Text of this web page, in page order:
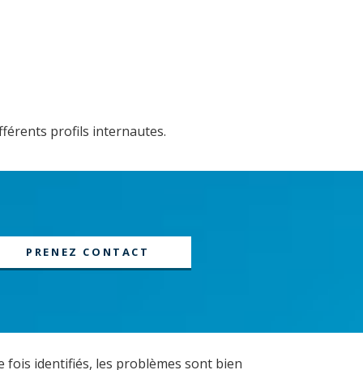
profils internautes.
PRENEZ CONTACT
fois identifiés, les problèmes sont bien